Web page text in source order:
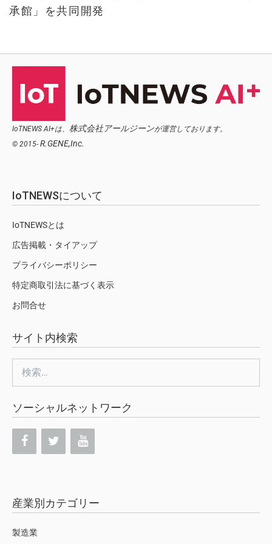
承館」を共同開発
IoTNEWS AI+は、 株式会社アールジーンが運営しております。
© 2015- R.GENE,Inc.
IoTNEWSについて
IoTNEWSとは
広告掲載・タイアップ
プライバシーポリシー
特定商取引法に基づく表示
お問合せ
サイト内検索
索:
ソーシャルネットワーク
産業別カテゴリー
製造業